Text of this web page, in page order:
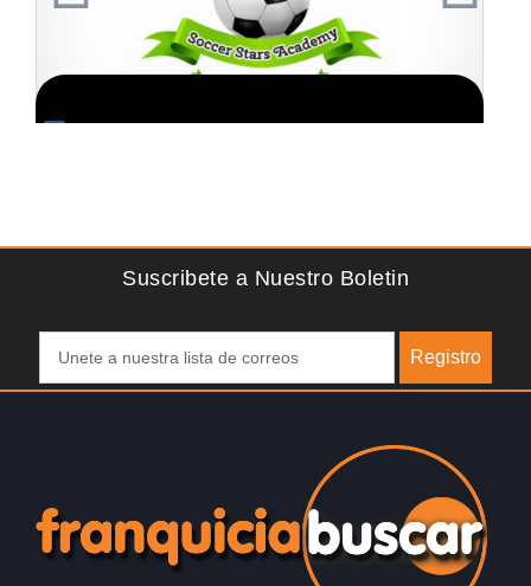
Suscribete a Nuestro Boletin
Registro